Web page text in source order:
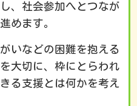
、社会参加へとつなが
めます。
いなどの困難を抱える
大切に、枠にとらわれ
る支援とは何かを考え